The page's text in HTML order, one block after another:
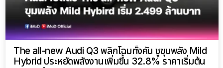
The all-new Audi Q3 พลิกโฉมทั้งคัน ชูขุมพลัง Mild
Hybrid ประหยัดพลังงานเพิ่มขึ้น 32.8% ราคาเริ่มต้น